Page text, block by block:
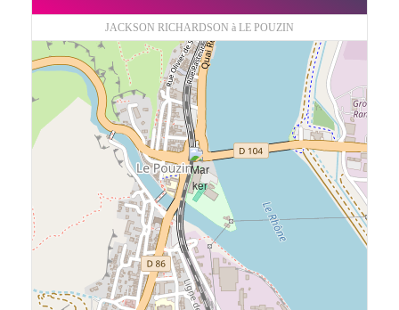
JACKSON RICHARDSON à LE POUZIN